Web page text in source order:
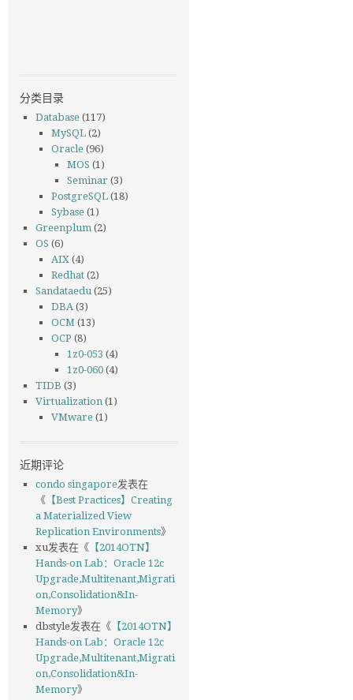
分类目录
Database (117)
MySQL (2)
Oracle (96)
MOS (1)
Seminar (3)
PostgreSQL (18)
Sybase (1)
Greenplum (2)
OS (6)
AIX (4)
Redhat (2)
Sandataedu (25)
DBA(3)
OCM (13)
OCP (8)
1z0-053 (4)
1z0-060 (4)
TIDB (3)
Virtualization (1)
VMware (1)
近期评论
condo singapore发表在
《 【Best Practices】Creating
a Materialized View
Replication Environments》
xu发表在《 【2014OTN】
Hands-on Lab：Oracle 12c
Upgrade,Multitenant,Migrati
on,Consolidation&In-
Memory》
dbstyle发表在《 【2014OTN】
Hands-on Lab：Oracle 12c
Upgrade,Multitenant,Migrati
on,Consolidation&In-
Memory》